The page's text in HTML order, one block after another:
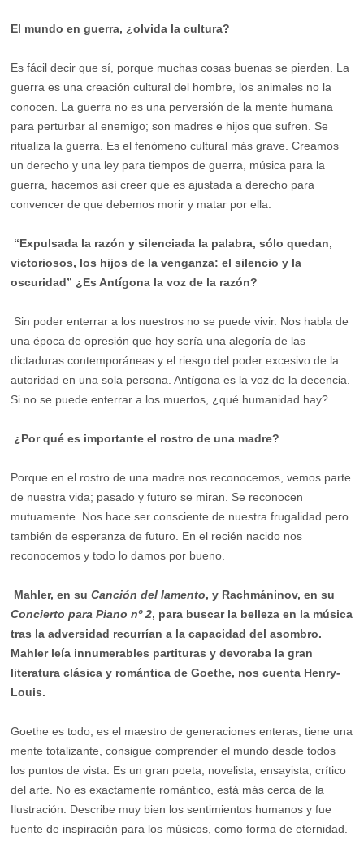
El mundo en guerra, ¿olvida la cultura?
Es fácil decir que sí, porque muchas cosas buenas se pierden. La
guerra es una creación cultural del hombre, los animales no la
conocen. La guerra no es una perversión de la mente humana
para perturbar al enemigo; son madres e hijos que sufren. Se
ritualiza la guerra. Es el fenómeno cultural más grave. Creamos
un derecho y una ley para tiempos de guerra, música para la
guerra, hacemos así creer que es ajustada a derecho para
convencer de que debemos morir y matar por ella.
“Expulsada la razón y silenciada la palabra, sólo quedan,
victoriosos, los hijos de la venganza: el silencio y la
oscuridad” ¿Es Antígona la voz de la razón?
Sin poder enterrar a los nuestros no se puede vivir. Nos habla de
una época de opresión que hoy sería una alegoría de las
dictaduras contemporáneas y el riesgo del poder excesivo de la
autoridad en una sola persona. Antígona es la voz de la decencia.
Si no se puede enterrar a los muertos, ¿qué humanidad hay?.
¿Por qué es importante el rostro de una madre?
Porque en el rostro de una madre nos reconocemos, vemos parte
de nuestra vida; pasado y futuro se miran. Se reconocen
mutuamente. Nos hace ser consciente de nuestra frugalidad pero
también de esperanza de futuro. En el recién nacido nos
reconocemos y todo lo damos por bueno.
Mahler, en suCanción del lamento, y Rachmáninov, en su
Concierto para Piano nº 2, para buscar la belleza en la música
tras la adversidad recurrían a la capacidad del asombro.
Mahler leía innumerables partituras y devoraba la gran
literatura clásica y romántica de Goethe, nos cuenta Henry-
Louis.
Goethe es todo, es el maestro de generaciones enteras, tiene una
mente totalizante, consigue comprender el mundo desde todos
los puntos de vista. Es un gran poeta, novelista, ensayista, crítico
del arte. No es exactamente romántico, está más cerca de la
Ilustración. Describe muy bien los sentimientos humanos y fue
fuente de inspiración para los músicos, como forma de eternidad.